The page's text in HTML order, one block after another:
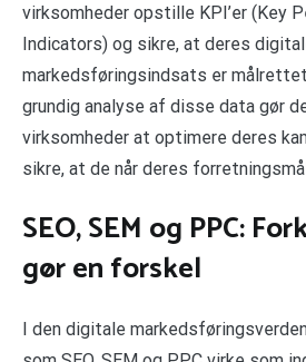
virksomheder opstille KPI’er (Key
Indicators) og sikre, at deres
markedsføringsindsats er
grundig analyse af disse data gør
virksomheder at optimere deres
sikre, at de når deres
SEO, SEM og PPC:
gør en forskel
I den digitale